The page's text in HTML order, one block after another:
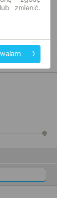
zmienić.